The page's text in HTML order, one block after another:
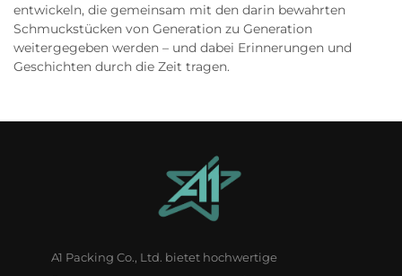
entwickeln, die gemeinsam mit den darin bewahrten
Schmuckstücken von Generation zu Generation
weitergegeben werden – und dabei Erinnerungen und
Geschichten durch die Zeit tragen.
A1 Packing Co., Ltd. bietet hochwertige